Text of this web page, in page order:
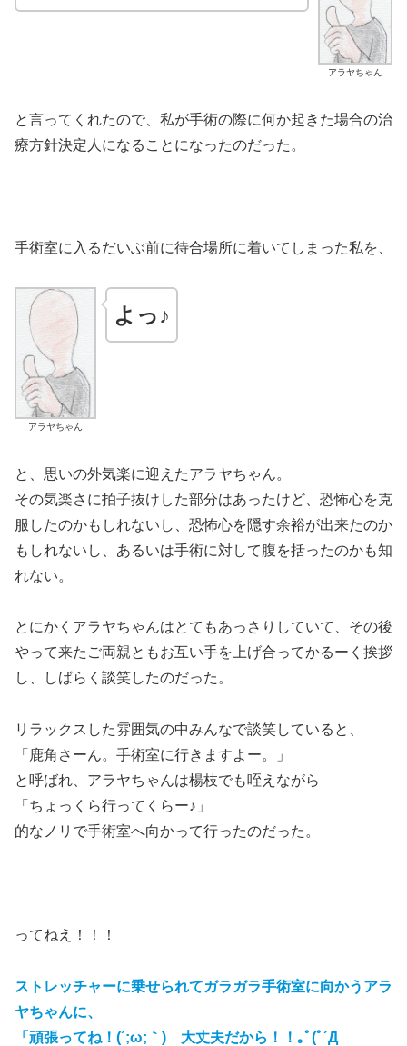
アラヤちゃん
と言ってくれたので、私が手術の際に何か起きた場合の治
療方針決定人になることになったのだった。
手術室に入るだいぶ前に待合場所に着いてしまった私を、
アラヤちゃん
よっ♪
と、思いの外気楽に迎えたアラヤちゃん。
その気楽さに拍子抜けした部分はあったけど、恐怖心を克
服したのかもしれないし、恐怖心を隠す余裕が出来たのか
もしれないし、あるいは手術に対して腹を括ったのかも知
れない。
とにかくアラヤちゃんはとてもあっさりしていて、その後
やって来たご両親ともお互い手を上げ合ってかるーく挨拶
し、しばらく談笑したのだった。
リラックスした雰囲気の中みんなで談笑していると、
「鹿角さーん。手術室に行きますよー。」
と呼ばれ、アラヤちゃんは楊枝でも咥えながら
「ちょっくら行ってくらー♪」
的なノリで手術室へ向かって行ったのだった。
ってねえ！！！
ストレッチャーに乗せられてガラガラ手術室に向かうアラ
ヤちゃんに、
「頑張ってね！(´;ω;｀) 大丈夫だから！！｡ﾟ(ﾟ´Д